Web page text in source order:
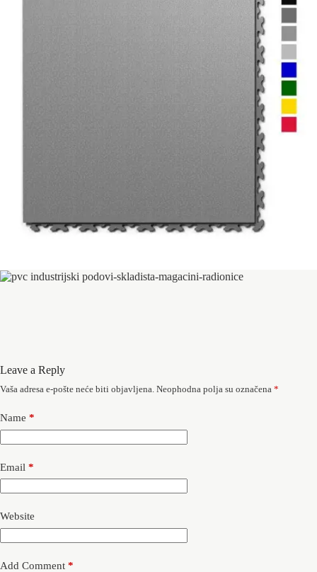
Leave a Reply
Vaša adresa e-pošte neće biti objavljena. Neophodna polja su označena *
Name *
Email *
Website
Add Comment *